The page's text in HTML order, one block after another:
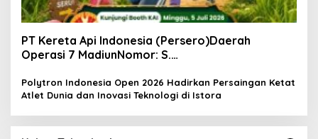
PT Kereta Api Indonesia (Persero)Daerah
Operasi 7 MadiunNomor: S.
Polytron Indonesia Open 2026 Hadirkan Persaingan Ketat
Atlet Dunia dan Inovasi Teknologi di Istora